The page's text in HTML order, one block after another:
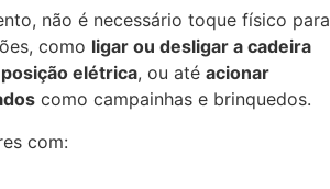
não é necessário toque físico para
como ligar ou desligar a cadeira
elétrica, ou até acionar
como campainhas e brinquedos.
com: